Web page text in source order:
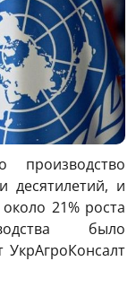
производство
десятилетий, и
21% роста
было
УкрАгроКонсалт